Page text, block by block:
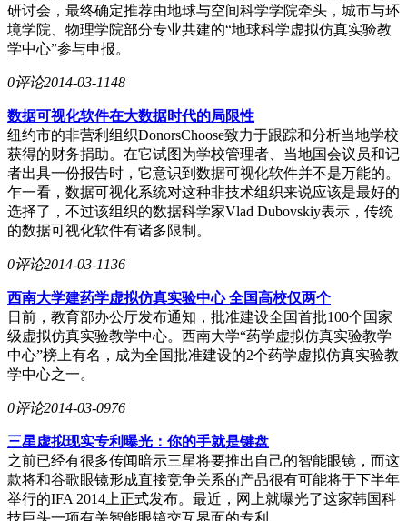
研讨会，最终确定推荐由地球与空间科学学院牵头，城市与环
境学院、物理学院部分专业共建的“地球科学虚拟仿真实验教
学中心”参与申报。
0评论2014-03-1148
数据可视化软件在大数据时代的局限性
纽约市的非营利组织DonorsChoose致力于跟踪和分析当地学校
获得的财务捐助。在它试图为学校管理者、当地国会议员和记
者出具一份报告时，它意识到数据可视化软件并不是万能的。
乍一看，数据可视化系统对这种非技术组织来说应该是最好的
选择了，不过该组织的数据科学家Vlad Dubovskiy表示，传统
的数据可视化软件有诸多限制。
0评论2014-03-1136
西南大学建药学虚拟仿真实验中心 全国高校仅两个
日前，教育部办公厅发布通知，批准建设全国首批100个国家
级虚拟仿真实验教学中心。西南大学“药学虚拟仿真实验教学
中心”榜上有名，成为全国批准建设的2个药学虚拟仿真实验教
学中心之一。
0评论2014-03-0976
三星虚拟现实专利曝光：你的手就是键盘
之前已经有很多传闻暗示三星将要推出自己的智能眼镜，而这
款将和谷歌眼镜形成直接竞争关系的产品很有可能将于下半年
举行的IFA 2014上正式发布。最近，网上就曝光了这家韩国科
技巨头一项有关智能眼镜交互界面的专利。